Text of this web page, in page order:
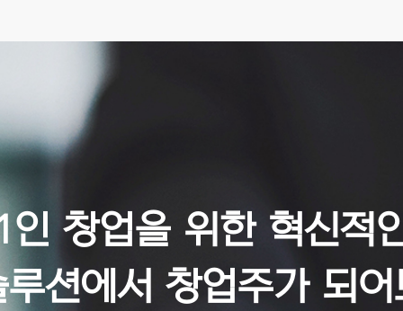
인 창업을 위한 혁신적
션에서 창업주가 되